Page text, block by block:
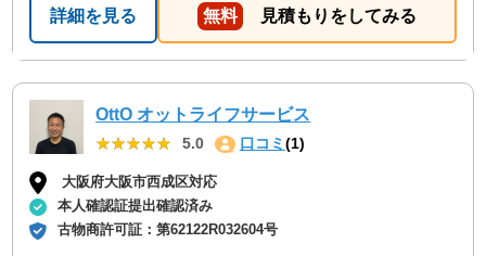
詳細を見る 無料 見積もりをしてみる
OttO オットライフサービス
★★★★★
★★★★★ 5.0 口コミ (1)
大阪府大阪市西成区対応
本人確認証提出確認済み
古物商許可証：第62122R032604号